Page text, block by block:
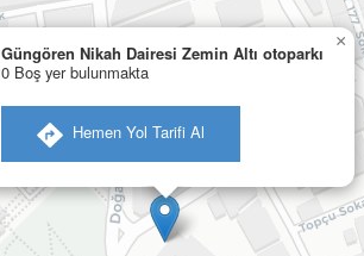
Güngören Nikah Dairesi Zemin Altı otoparkı
0 Boş yer bulunmakta
​ Hemen Yol Tarifi Al
×